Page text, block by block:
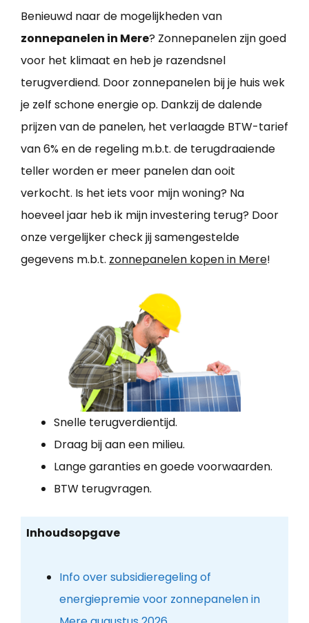
Benieuwd naar de mogelijkheden van
zonnepanelen in Mere? Zonnepanelen zijn goed
voor het klimaat en heb je razendsnel
terugverdiend. Door zonnepanelen bij je huis wek
je zelf schone energie op. Dankzij de dalende
prijzen van de panelen, het verlaagde BTW-tarief
van 6% en de regeling m.b.t. de terugdraaiende
teller worden er meer panelen dan ooit
verkocht. Is het iets voor mijn woning? Na
hoeveel jaar heb ik mijn investering terug? Door
onze vergelijker check jij samengestelde
gegevens m.b.t. zonnepanelen kopen in Mere!
Snelle terugverdientijd.
Draag bij aan een milieu.
Lange garanties en goede voorwaarden.
BTW terugvragen.
Inhoudsopgave
Info over subsidieregeling of
energiepremie voor zonnepanelen in